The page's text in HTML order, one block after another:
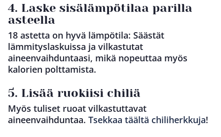
4. Laske sisälämpötilaa parilla
asteella
18 astetta on hyvä lämpötila: Säästät
lämmityslaskuissa ja vilkastutat
aineenvaihduntaasi, mikä nopeuttaa myös
kalorien polttamista.
5. Lisää ruokiisi chiliä
Myös tuliset ruoat vilkastuttavat
aineenvaihduntaa. Tsekkaa täältä chiliherkkuja!